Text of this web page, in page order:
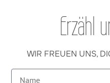
Erzähl
WIR FREUEN UNS,